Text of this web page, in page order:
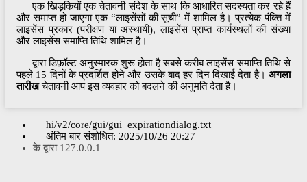
एक खिड़कियों एक चेतावनी संदेश के साथ कि आधारित सदस्यता कर रहे हैं
और समाप्त हो जाएगा एक “लाइसेंसों की सूची” में शामिल है। प्रत्येक पंक्ति में
लाइसेंस प्रकार (परीक्षण या अस्थायी), लाइसेंस प्राप्त कार्यस्थलों की संख्या
और लाइसेंस समाप्ति तिथि शामिल है।
द्वारा डिफ़ॉल्ट अनुस्मारक शुरू होता है सबसे करीब लाइसेंस समाप्ति तिथि से
पहले 15 दिनों के प्रदर्शित होने और उसके बाद हर दिन दिखाई देता है। अगला
तारीखचेतावनी आप इस व्यवहार को बदलने की अनुमति देता है।
hi/v2/core/gui/gui_expirationdialog.txt
अंतिम बार संशोधित: 2025/10/26 20:27
के द्वारा 127.0.0.1